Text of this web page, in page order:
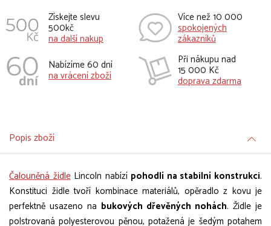
Získejte slevu
500kč
na další nakup
Více než 10 000
spokojených
zákazníků
Nabízíme 60 dní
na vrácení zboží
Při nákupu nad
15 000 Kč
doprava zdarma
Popis zboží
Čalouněná židleLincoln nabízí pohodlí na stabilní konstrukci.
Konstituci židle tvoří kombinace materiálů, opěradlo z kovu je
perfektně usazeno na bukových dřevěných nohách. Židle je
polstrovaná polyesterovou pěnou, potažená je šedým potahem